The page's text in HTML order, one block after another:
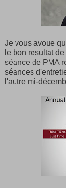
Je vous avoue
le bon résultat
séance de PMA
séances
l'autre mi-